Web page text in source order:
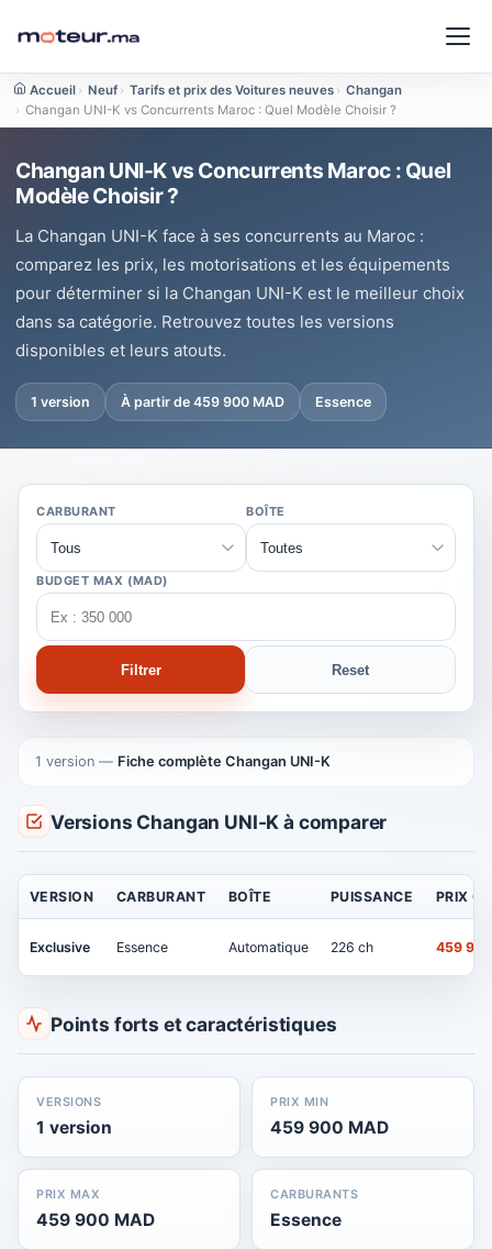
Accueil › Neuf › Tarifs et prix des Voitures neuves › Changan
› Changan UNI-K vs Concurrents Maroc : Quel Modèle Choisir ?
Changan UNI-K vs Concurrents Maroc : Quel
Modèle Choisir ?
La Changan UNI-K face à ses concurrents au Maroc :
comparez les prix, les motorisations et les équipements
pour déterminer si la Changan UNI-K est le meilleur choix
dans sa catégorie. Retrouvez toutes les versions
disponibles et leurs atouts.
1 version À partir de 459 900 MAD Essence
CARBURANT BOÎTE
BUDGET MAX (MAD)
Filtrer Reset
1 version — Fiche complète Changan UNI-K
Versions Changan UNI-K à comparer
VERSION CARBURANT BOÎTE PUISSANCE PRIX
Exclusive Essence Automatique 226 ch 459
Points forts et caractéristiques
VERSIONS
1 version
PRIX MIN
459 900 MAD
PRIX MAX
459 900 MAD
CARBURANTS
Essence